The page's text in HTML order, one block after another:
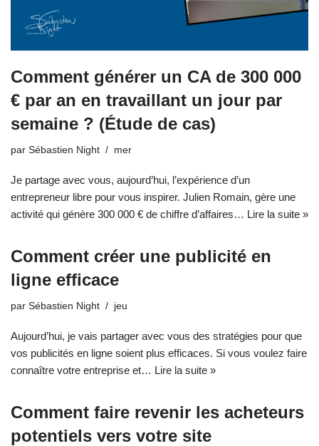
Comment générer un CA de 300 000
€ par an en travaillant un jour par
semaine ? (Étude de cas)
par Sébastien Night mer
Je partage avec vous, aujourd’hui, l’expérience d’un
entrepreneur libre pour vous inspirer. Julien Romain, gère une
activité qui génère 300 000 € de chiffre d’affaires… Lire la suite »
Comment créer une publicité en
ligne efficace
par Sébastien Night jeu
Aujourd’hui, je vais partager avec vous des stratégies pour que
vos publicités en ligne soient plus efficaces. Si vous voulez faire
connaître votre entreprise et… Lire la suite »
Comment faire revenir les acheteurs
potentiels vers votre site